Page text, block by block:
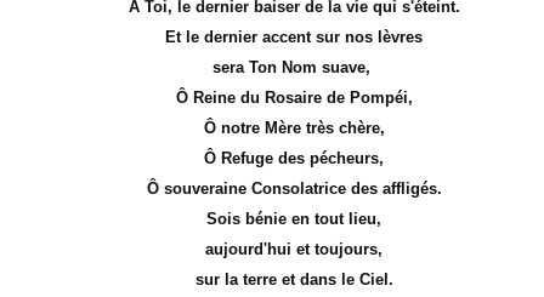
À Toi, le dernier baiser de la vie qui s'éteint.
Et le dernier accent sur nos lèvres
sera Ton Nom suave,
Ô Reine du Rosaire de Pompéi,
Ô notre Mère très chère,
Ô Refuge des pécheurs,
Ô souveraine Consolatrice des affligés.
Sois bénie en tout lieu,
aujourd'hui et toujours,
sur la terre et dans le Ciel.